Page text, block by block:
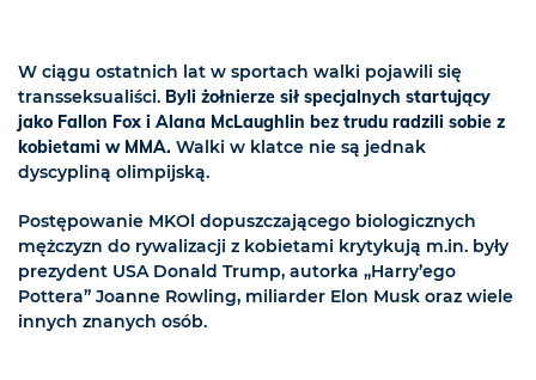
W ciągu ostatnich lat w sportach walki pojawili się
transseksualiści. Byli żołnierze sił specjalnych startujący
jako Fallon Fox i Alana McLaughlin bez trudu radzili sobie z
kobietami w MMA. Walki w klatce nie są jednak
dyscypliną olimpijską.
Postępowanie MKOl dopuszczającego biologicznych
mężczyzn do rywalizacji z kobietami krytykują m.in. były
prezydent USA Donald Trump, autorka „Harry’ego
Pottera” Joanne Rowling, miliarder Elon Musk oraz wiele
innych znanych osób.